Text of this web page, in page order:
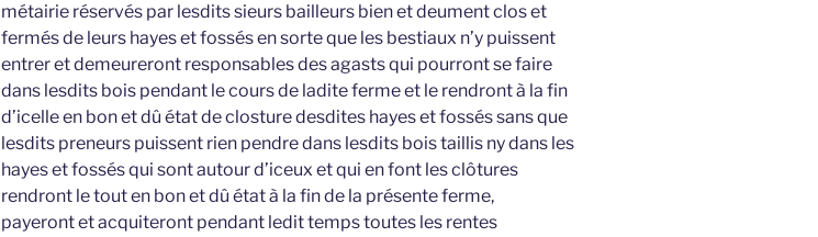
métairie réservés par lesdits sieurs bailleurs bien et deument clos et
fermés de leurs hayes et fossés en sorte que les bestiaux n’y puissent
entrer et demeureront responsables des agasts qui pourront se faire
dans lesdits bois pendant le cours de ladite ferme et le rendront à la fin
d’icelle en bon et dû état de closture desdites hayes et fossés sans que
lesdits preneurs puissent rien pendre dans lesdits bois taillis ny dans les
hayes et fossés qui sont autour d’iceux et qui en font les clôtures
rendront le tout en bon et dû état à la fin de la présente ferme,
payeront et acquiteront pendant ledit temps toutes les rentes